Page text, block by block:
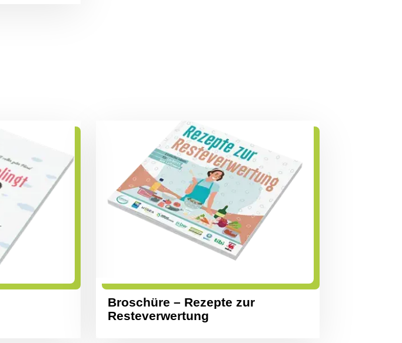
Broschüre – Rezepte zur
Resteverwertung